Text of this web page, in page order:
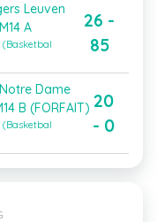
Leuven
A
(Basketbal
26 -
85
Dame
B (FORFAIT)
(Basketbal
20
- 0